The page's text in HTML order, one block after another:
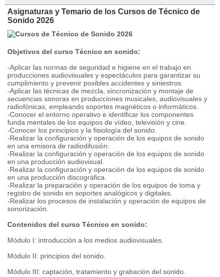
Asignaturas y Temario de los Cursos de Técnico de
Sonido 2026
Objetivos del curso Técnico en sonido:
-Aplicar las normas de seguridad e higiene en el trabajo en
producciones audiovisuales y espectáculos para garantizar su
cumplimiento y prevenir posibles accidentes y siniestros.
-Aplicar las técnicas de mezcla, sincronización y montaje de
secuencias sonoras en producciones musicales, audiovisuales y
radiofónicas, empleando soportes magnéticos o informáticos.
-Conocer el entorno operativo e identificar los componentes
funda mentales de los equipos de vídeo, televisión y cine.
-Conocer los principios y la fisiología del sonido.
-Realizar la configuración y operación de los equipos de sonido
en una emisora de radiodifusión.
-Realizar la configuración y operación de los equipos de sonido
en una producción audiovisual.
-Realizar la configuración y operación de los equipos de sonido
en una producción discográfica.
-Realizar la preparación y operación de los equipos de toma y
registro de sonido en soportes analógicos y digitales.
-Realizar los procesos de instalación y operación de equipos de
sonorización.
Contenidos del curso Técnico en sonido:
Módulo I: introducción a los medios audiovisuales.
Módulo II: principios del sonido.
Módulo III: captación, tratamiento y grabación del sonido.